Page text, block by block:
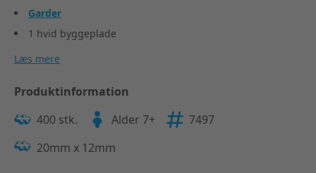
Garder
1 hvid byggeplade
Læs mere
Produktinformation
400 stk.
Alder 7+
7497
20mm x 12mm